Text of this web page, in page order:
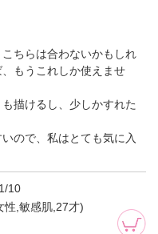
ちらは合わないかもしれ
もうこれしか使えませ
描けるし、少しかすれた
ので、私はとても気に入
10
性,敏感肌,27才)